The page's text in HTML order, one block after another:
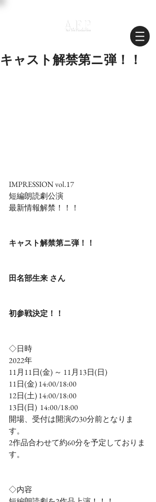
キャスト解禁第ニ弾！！
IMPRESSION vol.17
短編朗読劇公演
最新情報解禁！！！
キャスト解禁第ニ弾！！
田名部生来 さん
初参戦決定！！
◇日時
2022年
11月11日(金) ～ 11月13日(日)
11日(金) 14:00/18:00
12日(土) 14:00/18:00
13日(日)  14:00/18:00
開場、受付は開演の30分前となりま
す。
2作品合わせて約60分を予定しておりま
す。
◇内容